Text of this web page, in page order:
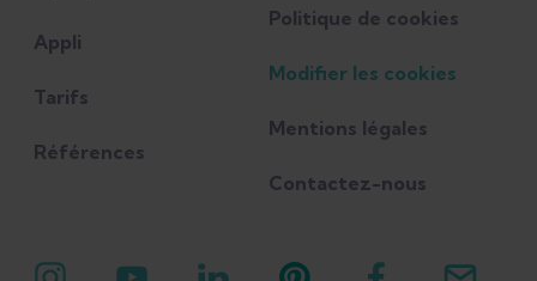
Appli
Tarifs
Références
Politique de cookies
Modifier les cookies
Mentions légales
Contactez-nous